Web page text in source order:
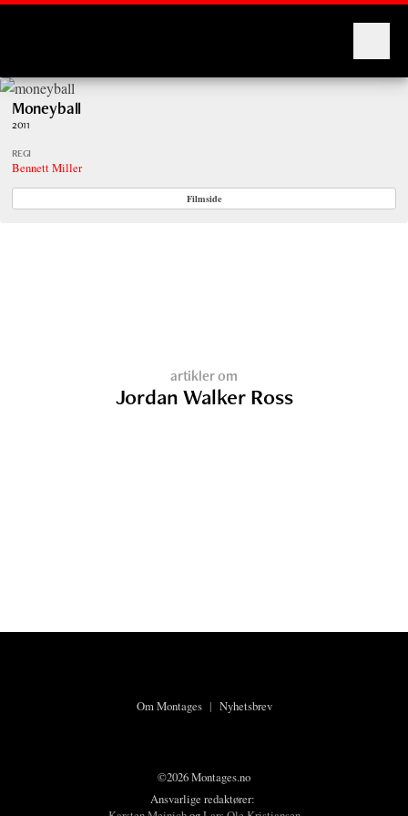
Moneyball
2011
REGI
Bennett Miller
Filmside
artikler om
Jordan Walker Ross
Om Montages| Nyhetsbrev
©2026 Montages.no
Ansvarlige redaktører: